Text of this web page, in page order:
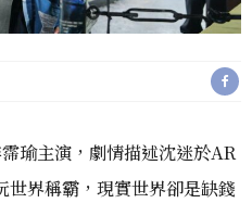
瑜主演，劇情描述沈迷於AR
界稱霸，現實世界卻是缺錢